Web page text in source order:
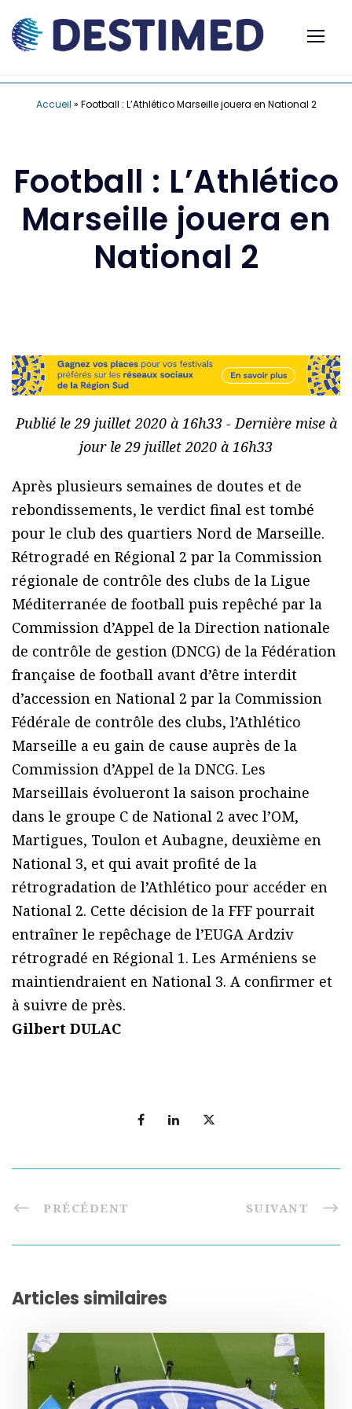
Accueil » Football : L’Athlético Marseille jouera en National 2
Football : L’Athlético
Marseille jouera en
National 2
Publié le 29 juillet 2020 à 16h33 - Dernière mise à
jour le 29 juillet 2020 à 16h33
Après plusieurs semaines de doutes et de
rebondissements, le verdict final est tombé
pour le club des quartiers Nord de Marseille.
Rétrogradé en Régional 2 par la Commission
régionale de contrôle des clubs de la Ligue
Méditerranée de football puis repêché par la
Commission d’Appel de la Direction nationale
de contrôle de gestion (DNCG) de la Fédération
française de football avant d’être interdit
d’accession en National 2 par la Commission
Fédérale de contrôle des clubs, l’Athlético
Marseille a eu gain de cause auprès de la
Commission d’Appel de la DNCG. Les
Marseillais évolueront la saison prochaine
dans le groupe C de National 2 avec l’OM,
Martigues, Toulon et Aubagne, deuxième en
National 3, et qui avait profité de la
rétrogradation de l’Athlético pour accéder en
National 2. Cette décision de la FFF pourrait
entraîner le repêchage de l’EUGA Ardziv
rétrogradé en Régional 1. Les Arméniens se
maintiendraient en National 3. A confirmer et
à suivre de près.
Gilbert DULAC
PRÉCÉDENT SUIVANT
Articles similaires